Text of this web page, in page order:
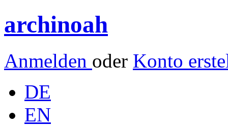
archinoah
Anmelden oder Konto
DE
EN